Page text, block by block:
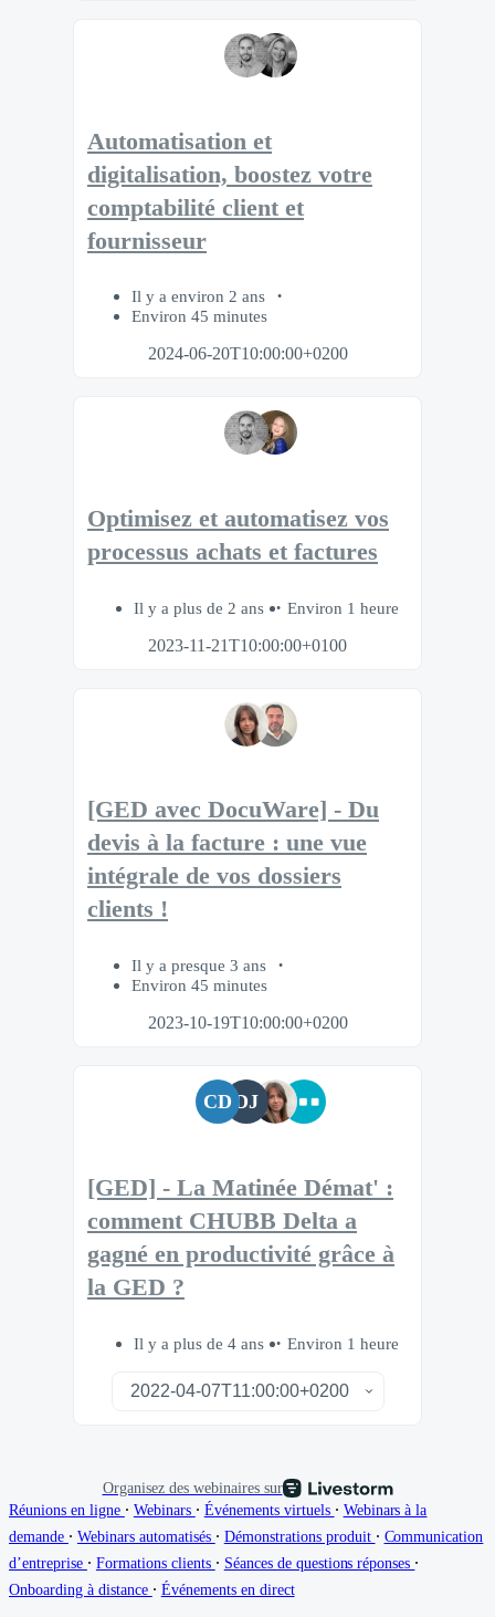
Automatisation et
digitalisation, boostez votre
comptabilité client et
fournisseur
Il y a environ 2 ans
Environ 45 minutes
2024-06-20T10:00:00+0200
Optimisez et automatisez vos
processus achats et factures
Il y a plus de 2 ans
Environ 1 heure
2023-11-21T10:00:00+0100
[GED avec DocuWare] - Du
devis à la facture : une vue
intégrale de vos dossiers
clients !
Il y a presque 3 ans
Environ 45 minutes
2023-10-19T10:00:00+0200
CD DJ
[GED] - La Matinée Démat' :
comment CHUBB Delta a
gagné en productivité grâce à
la GED ?
Il y a plus de 4 ans Environ 1 heure
Organisez des webinaires sur
Réunions en ligne ∙ Webinars ∙ Événements virtuels ∙ Webinars à la
demande ∙ Webinars automatisés ∙ Démonstrations produit ∙ Communication
d’entreprise ∙ Formations clients ∙ Séances de questions réponses ∙
Onboarding à distance ∙ Événements en direct